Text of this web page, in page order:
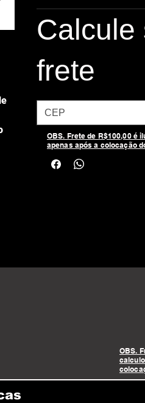
Calcule
frete
OBS. Frete de R$100,00 é
apenas após a colocação
OBS.